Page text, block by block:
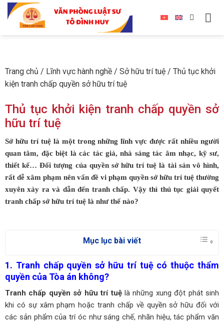
Trang chủ / Lĩnh vực hành nghề / Sở hữu trí tuệ / Thủ tục khởi
kiện tranh chấp quyền sở hữu trí tuệ
Thủ tục khởi kiện tranh chấp quyền sở
hữu trí tuệ
Sở hữu trí tuệ là một trong những lĩnh vực được rất nhiều người
quan tâm, đặc biệt là các tác giả, nhà sáng tác âm nhạc, kỹ sư,
thiết kế… Đối tượng của quyền sở hữu trí tuệ là tài sản vô hình,
rất dễ xâm phạm nên vấn đề vi phạm quyền sở hữu trí tuệ thường
xuyên xảy ra và dẫn đến tranh chấp. Vậy thì thủ tục giải quyết
tranh chấp sở hữu trí tuệ là như thế nào?
Mục lục bài viết
1. Tranh chấp quyền sở hữu trí tuệ có thuộc thẩm
quyền của Tòa án không?
Tranh chấp quyền sở hữu trí tuệlà những xung đột phát sinh
khi có sự xâm phạm hoặc tranh chấp về quyền sở hữu đối với
các sản phẩm của trí óc như sáng chế, nhãn hiệu, tác phẩm văn